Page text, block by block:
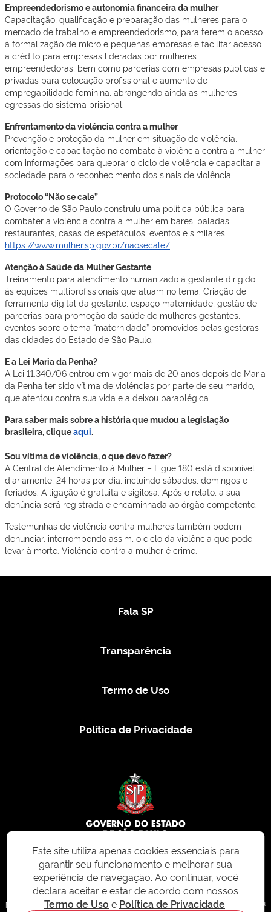
Empreendedorismo e autonomia financeira da mulher
Capacitação, qualificação e preparação das mulheres para o
mercado de trabalho e empreendedorismo, para terem o acesso
à formalização de micro e pequenas empresas e facilitar acesso
a crédito para empresas lideradas por mulheres
empreendedoras, bem como parcerias com empresas públicas e
privadas para colocação profissional e aumento de
empregabilidade feminina, abrangendo ainda as mulheres
egressas do sistema prisional.
Enfrentamento da violência contra a mulher
Prevenção e proteção da mulher em situação de violência,
orientação e capacitação no combate à violência contra a mulher
com informações para quebrar o ciclo de violência e capacitar a
sociedade para o reconhecimento dos sinais de violência.
Protocolo “Não se cale”
O Governo de São Paulo construiu uma política pública para
combater a violência contra a mulher em bares, baladas,
restaurantes, casas de espetáculos, eventos e similares.
https://www.mulher.sp.gov.br/naosecale/
Atenção à Saúde da Mulher Gestante
Treinamento para atendimento humanizado à gestante dirigido
às equipes multiprofissionais que atuam no tema. Criação de
ferramenta digital da gestante, espaço maternidade, gestão de
parcerias para promoção da saúde de mulheres gestantes,
eventos sobre o tema “maternidade” promovidos pelas gestoras
das cidades do Estado de São Paulo.
E a Lei Maria da Penha?
A Lei 11.340/06 entrou em vigor mais de 20 anos depois de Maria
da Penha ter sido vítima de violências por parte de seu marido,
que atentou contra sua vida e a deixou paraplégica.
Para saber mais sobre a história que mudou a legislação
brasileira, cliqueaqui
Sou vítima de violência, o que devo fazer?
A Central de Atendimento à Mulher – Ligue 180 está disponível
diariamente, 24 horas por dia, incluindo sábados, domingos e
feriados. A ligação é gratuita e sigilosa. Após o relato, a sua
denúncia será registrada e encaminhada ao órgão competente.
Testemunhas de violência contra mulheres também podem
denunciar, interrompendo assim, o ciclo da violência que pode
levar à morte. Violência contra a mulher é crime.
Fala SP
Transparência
Termo de Uso
Política de Privacidade
© 2026 CMS.SP.GOV.BR. Todos os direitos reservados.
Este site e todo o seu conteúdo, incluindo textos, imagens e design, são
protegidos por direitos autorais e não podem ser reproduzidos, distribuídos ou
Este site utiliza apenas cookies essenciais para
garantir seu funcionamento e melhorar sua
experiência de navegação. Ao continuar, você
declara aceitar e estar de acordo com nossos
Termo de Uso e Política de Privacidade.